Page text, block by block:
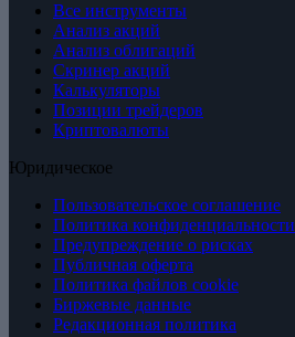
Все инструменты
Анализ акций
Анализ облигаций
Скринер акций
Калькуляторы
Позиции трейдеров
Криптовалюты
Юридическое
Пользовательское соглашение
Политика конфиденциальности
Предупреждение о рисках
Публичная оферта
Политика файлов cookie
Биржевые данные
Редакционная политика